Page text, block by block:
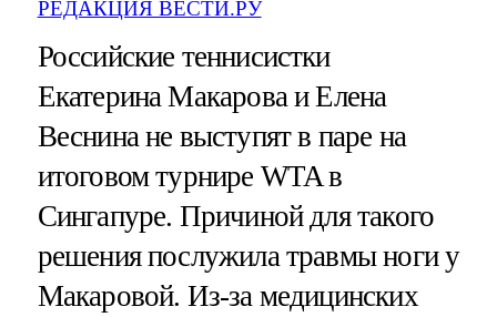
РЕДАКЦИЯ ВЕСТИ.РУ
Российские теннисистки
Екатерина Макарова и Елена
Веснина не выступят в паре на
итоговом турнире WTA в
Сингапуре. Причиной для такого
решения послужила травмы ноги у
Макаровой. Из-за медицинских